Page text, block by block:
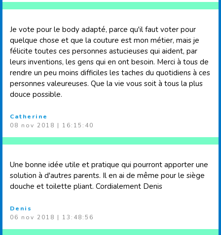
Je vote pour le body adapté, parce qu'il faut voter pour
quelque chose et que la couture est mon métier, mais je
félicite toutes ces personnes astucieuses qui aident, par
leurs inventions, les gens qui en ont besoin. Merci à tous de
rendre un peu moins difficiles les taches du quotidiens à ces
personnes valeureuses. Que la vie vous soit à tous la plus
douce possible.
Catherine
08 nov 2018 | 16:15:40
Une bonne idée utile et pratique qui pourront apporter une
solution à d'autres parents. Il en ai de même pour le siège
douche et toilette pliant. Cordialement Denis
Denis
06 nov 2018 | 13:48:56